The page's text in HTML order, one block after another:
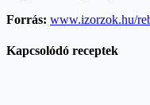
Forrás: www.izorzok.hu/
Kapcsolódó receptek